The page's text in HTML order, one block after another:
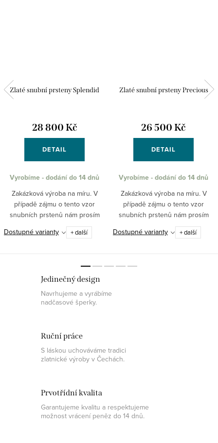
Zlaté snubní prsteny Splendid
28 800 Kč
DETAIL
Vyrobíme - dodání do 14 dnů
Zakázková výroba na míru. V
případě zájmu o tento vzor
snubních prstenů nám prosím
napište požadované velikosti do
dotazu k produktu nebo na
Dostupné varianty + další
Zlaté snubní prsteny Precious
26 500 Kč
DETAIL
Vyrobíme - dodání do 14 dnů
Zakázková výroba na míru. V
případě zájmu o tento vzor
snubních prstenů nám prosím
napište požadované velikosti do
dotazu k produktu nebo na
Dostupné varianty + další
Jedinečný design
Navrhujeme a vyrábíme
nadčasové šperky.
Ruční práce
S láskou uchováváme tradici
zlatnické výroby v Čechách.
Prvotřídní kvalita
Garantujeme kvalitu a respektujeme
možnost vrácení peněz do 14 dnů.